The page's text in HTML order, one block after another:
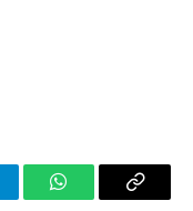
WhatsAppCopy